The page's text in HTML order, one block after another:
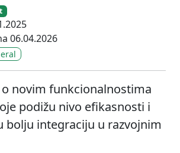
06.04.2026
o novim funkcionalnostima
podižu nivo efikasnosti i
bolju integraciju u razvojnim